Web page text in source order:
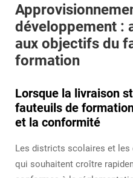
développement :
aux objectifs du
formation
Lorsque la livraison
fauteuils de
et la conformité
Les districts scolaires et
qui souhaitent croître